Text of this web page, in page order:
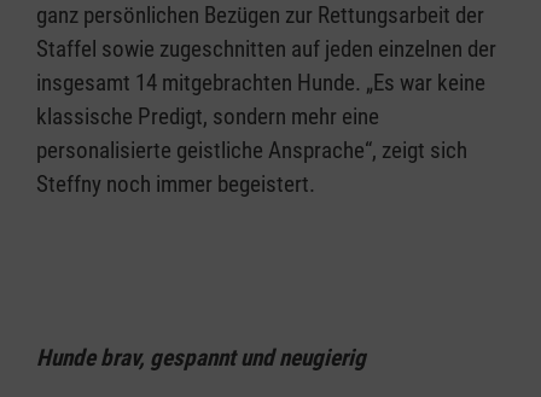
ganz persönlichen Bezügen zur Rettungsarbeit der
Staffel sowie zugeschnitten auf jeden einzelnen der
insgesamt 14 mitgebrachten Hunde. „Es war keine
klassische Predigt, sondern mehr eine
personalisierte geistliche Ansprache“, zeigt sich
Steffny noch immer begeistert.
Hunde brav, gespannt und neugierig